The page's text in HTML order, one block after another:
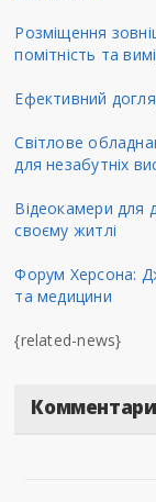
Розміщення
помітність та
Ефективний
Світлове
для незабутніх
Відеокамери для
своєму житлі
Форум Херсона:
та медицини
{related-news}